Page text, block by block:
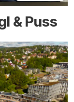
& Puss